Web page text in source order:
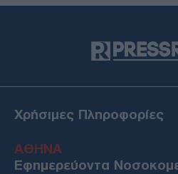
Χρήσιμες Πληροφορίες
ΑΘΗΝΑ
Εφημερεύοντα